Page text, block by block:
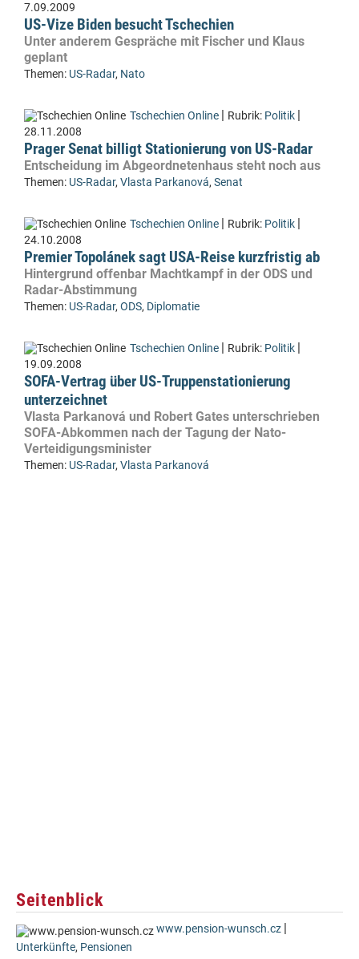
7.09.2009
US-Vize Biden besucht Tschechien
Unter anderem Gespräche mit Fischer und Klaus
geplant
Themen: US-Radar, Nato
Tschechien Online | Rubrik: Politik |
28.11.2008
Prager Senat billigt Stationierung von US-Radar
Entscheidung im Abgeordnetenhaus steht noch aus
Themen: US-Radar, Vlasta Parkanová, Senat
Tschechien Online | Rubrik: Politik |
24.10.2008
Premier Topolánek sagt USA-Reise kurzfristig ab
Hintergrund offenbar Machtkampf in der ODS und
Radar-Abstimmung
Themen: US-Radar, ODS, Diplomatie
Tschechien Online | Rubrik: Politik |
19.09.2008
SOFA-Vertrag über US-Truppenstationierung
unterzeichnet
Vlasta Parkanová und Robert Gates unterschrieben
SOFA-Abkommen nach der Tagung der Nato-
Verteidigungsminister
Themen: US-Radar, Vlasta Parkanová
Seitenblick
www.pension-wunsch.cz |
Unterkünfte, Pensionen